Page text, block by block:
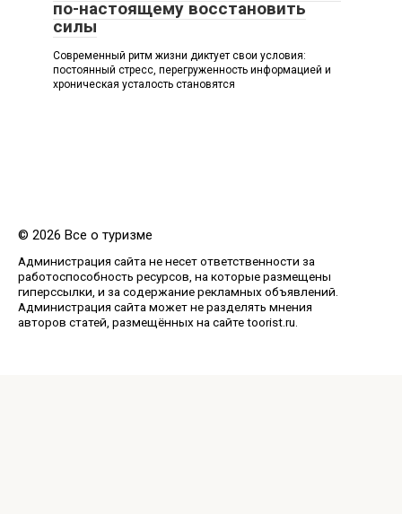
по-настоящему восстановить
силы
Современный ритм жизни диктует свои условия:
постоянный стресс, перегруженность информацией и
хроническая усталость становятся
© 2026 Все о туризме
Администрация сайта не несет ответственности за
работоспособность ресурсов, на которые размещены
гиперссылки, и за содержание рекламных объявлений.
Администрация сайта может не разделять мнения
авторов статей, размещённых на сайте toorist.ru.